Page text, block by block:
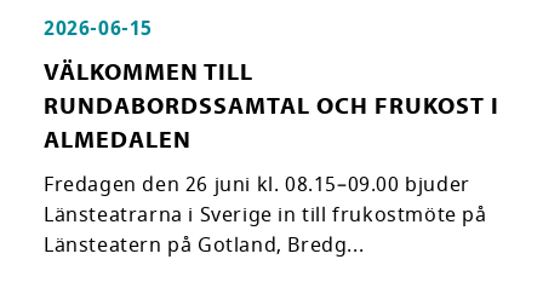
2026-06-15
VÄLKOMMEN TILL
RUNDABORDSSAMTAL OCH FRUKOST I
ALMEDALEN
Fredagen den 26 juni kl. 08.15–09.00 bjuder
Länsteatrarna i Sverige in till frukostmöte på
Länsteatern på Gotland, Bredg...